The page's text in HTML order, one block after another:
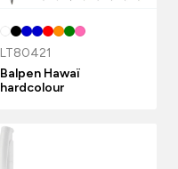
LT80421
Balpen Hawaï
hardcolour